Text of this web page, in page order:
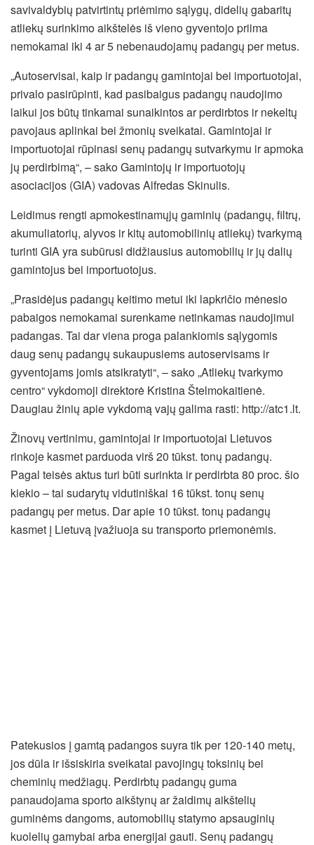
savivaldybių patvirtintų priėmimo sąlygų, didelių gabaritų
atliekų surinkimo aikštelės iš vieno gyventojo priima
nemokamai iki 4 ar 5 nebenaudojamų padangų per metus.
„Autoservisai, kaip ir padangų gamintojai bei importuotojai,
privalo pasirūpinti, kad pasibaigus padangų naudojimo
laikui jos būtų tinkamai sunaikintos ar perdirbtos ir nekeltų
pavojaus aplinkai bei žmonių sveikatai. Gamintojai ir
importuotojai rūpinasi senų padangų sutvarkymu ir apmoka
jų perdirbimą“, – sako Gamintojų ir importuotojų
asociacijos (GIA) vadovas Alfredas Skinulis.
Leidimus rengti apmokestinamųjų gaminių (padangų, filtrų,
akumuliatorių, alyvos ir kitų automobilinių atliekų) tvarkymą
turinti GIA yra subūrusi didžiausius automobilių ir jų dalių
gamintojus bei importuotojus.
„Prasidėjus padangų keitimo metui iki lapkričio mėnesio
pabaigos nemokamai surenkame netinkamas naudojimui
padangas. Tai dar viena proga palankiomis sąlygomis
daug senų padangų sukaupusiems autoservisams ir
gyventojams jomis atsikratyti“, – sako „Atliekų tvarkymo
centro“ vykdomoji direktorė Kristina Štelmokaitienė.
Daugiau žinių apie vykdomą vajų galima rasti: http://atc1.lt.
Žinovų vertinimu, gamintojai ir importuotojai Lietuvos
rinkoje kasmet parduoda virš 20 tūkst. tonų padangų.
Pagal teisės aktus turi būti surinkta ir perdirbta 80 proc. šio
kiekio – tai sudarytų vidutiniškai 16 tūkst. tonų senų
padangų per metus. Dar apie 10 tūkst. tonų padangų
kasmet į Lietuvą įvažiuoja su transporto priemonėmis.
Patekusios į gamtą padangos suyra tik per 120-140 metų,
jos dūla ir išsiskiria sveikatai pavojingų toksinių bei
cheminių medžiagų. Perdirbtų padangų guma
panaudojama sporto aikštynų ar žaidimų aikštelių
guminėms dangoms, automobilių statymo apsauginių
kuolelių gamybai arba energijai gauti. Senų padangų